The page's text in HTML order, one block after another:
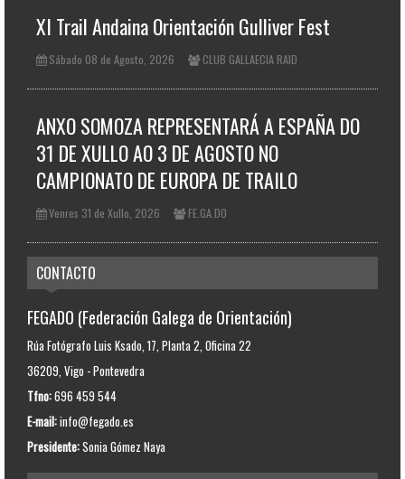
XI Trail Andaina Orientación Gulliver Fest
Sábado 08 de Agosto, 2026 CLUB GALLAECIA RAID
ANXO SOMOZA REPRESENTARÁ A ESPAÑA DO
31 DE XULLO AO 3 DE AGOSTO NO
CAMPIONATO DE EUROPA DE TRAILO
Venres 31 de Xullo, 2026 FE.GA.DO
CONTACTO
FEGADO (Federación Galega de Orientación)
Rúa Fotógrafo Luis Ksado, 17, Planta 2, Oficina 22
36209, Vigo - Pontevedra
Tfno:696 459 544
E-mail:info@fegado.es
Presidente:Sonia Gómez Naya